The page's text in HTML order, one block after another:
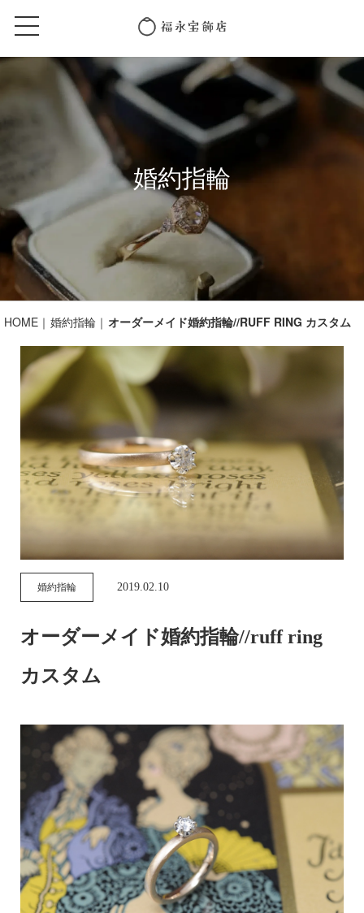
婚約指輪
HOME 婚約指輪 オーダーメイド婚約指輪//RUFF RING カスタム
婚約指輪 2019.02.10
オーダーメイド婚約指輪//ruff ring
カスタム